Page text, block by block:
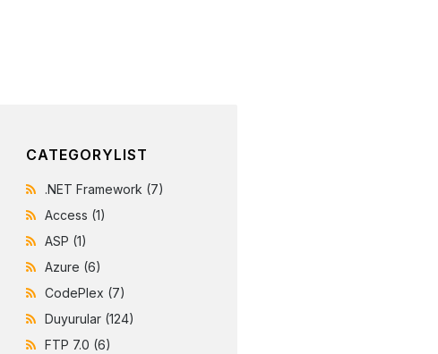
CATEGORYLIST
.NET Framework (7)
Access (1)
ASP (1)
Azure (6)
CodePlex (7)
Duyurular (124)
FTP 7.0 (6)